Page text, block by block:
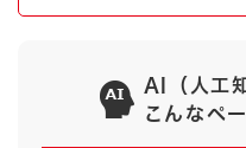
AI（人工
こんなペ